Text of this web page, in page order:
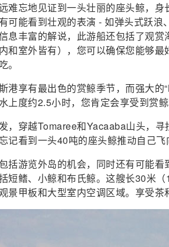
难忘地见证到一头壮丽的座头鲸，
可能看到壮观的表演 - 如弹头式跃
息丰富的解说，此游船还包括了观
和室外皆有），您可以确保您能够
。
港享有最出色的赏鲸季节，而强大
上度约2.5小时，您肯定会享受到赏
，穿越Tomaree和Yacaaba山头，
记看到一头40吨的座头鲸推动自己飞
括游览外岛的机会，同时还有可能
短鳍、小鲸和布氏鲸。这艘长30米
景甲板和大型室内空调区域。享受茶